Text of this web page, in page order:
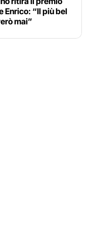
Enrico: “Il più bel
mai”